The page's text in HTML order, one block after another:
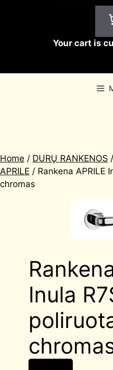
Your cart is
Home / DURŲ RANKENOS /
APRILE / Rankena APRILE
chromas
Inula